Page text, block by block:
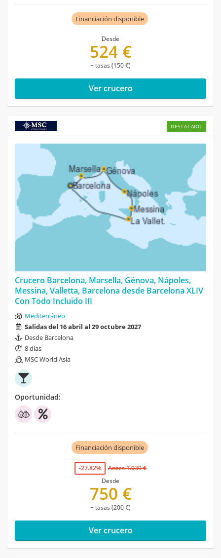
Financiación disponible
Desde
524 €
+ tasas (150 €)
Ver crucero
DESTACADO
Crucero Barcelona, Marsella, Génova, Nápoles,
Messina, Valletta, Barcelona desde Barcelona XLIV
Con Todo Incluido III
Mediterráneo
Salidas del 16 abril al 29 octubre 2027
Desde Barcelona
8 días
MSC World Asia
Oportunidad:
Financiación disponible
-27.82%
Antes 1.039 €
Desde
750 €
+ tasas (200 €)
Ver crucero